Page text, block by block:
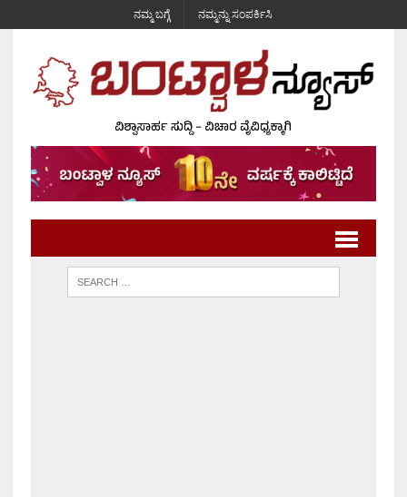
ನಮ್ಮ ಬಗ್ಗೆ ನಮ್ಮನ್ನು ಸಂಪರ್ಕಿಸಿ